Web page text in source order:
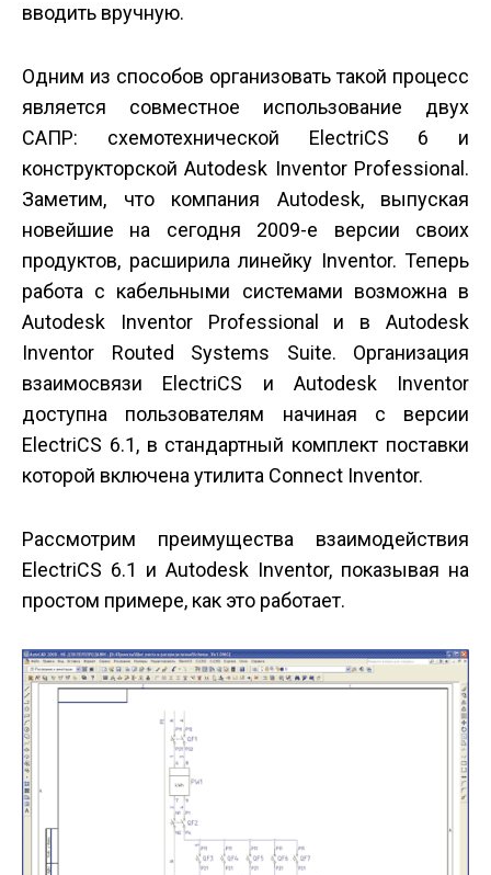
вводить вручную.
Одним из способов организовать такой процесс
является совместное использование двух
САПР: схемотехнической ElectriCS 6 и
конструкторской Autodesk Inventor Professional.
Заметим, что компания Autodesk, выпуская
новейшие на сегодня 2009-е версии своих
продуктов, расширила линейку Inventor. Теперь
работа с кабельными системами возможна в
Autodesk Inventor Professional и в Autodesk
Inventor Routed Systems Suite. Организация
взаимосвязи ElectriCS и Autodesk Inventor
доступна пользователям начиная с версии
ElectriCS 6.1, в стандартный комплект поставки
которой включена утилита Connect Inventor.
Рассмотрим преимущества взаимодействия
ElectriCS 6.1 и Autodesk Inventor, показывая на
простом примере, как это работает.